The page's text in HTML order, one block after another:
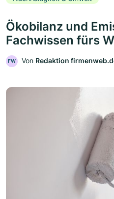
Ökobilanz und
Fachwissen fürs
FW Von Redaktion